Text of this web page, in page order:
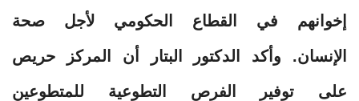
إخوانهم في القطاع الحكومي لأجل صحة
الإنسان. وأكد الدكتور البتار أن المركز حريص
على توفير الفرص التطوعية للمتطوعين